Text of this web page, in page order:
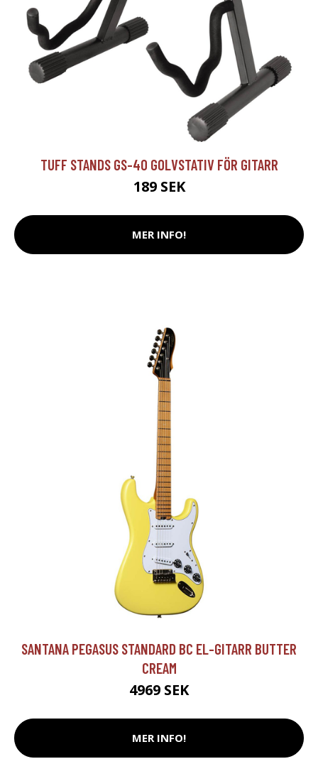
TUFF STANDS GS-40 GOLVSTATIV FÖR GITARR
189 SEK
MER INFO!
SANTANA PEGASUS STANDARD BC EL-GITARR BUTTER
CREAM
4969 SEK
MER INFO!